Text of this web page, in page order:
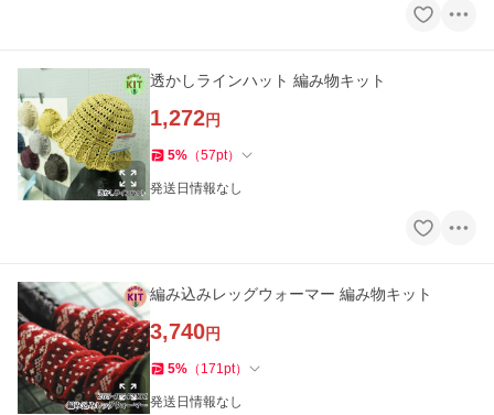
透かしラインハット 編み物キット
1,272円
5% （57pt）
発送日情報なし
編み込みレッグウォーマー 編み物キット
3,740円
5% （ 171pt）
発送日情報なし